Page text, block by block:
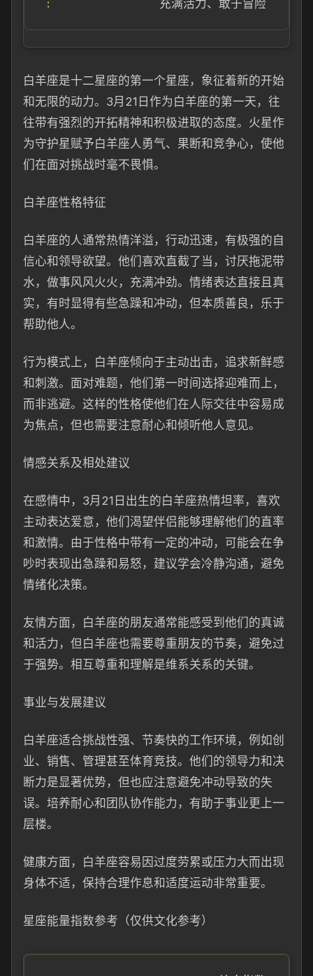
充满活力、敢于冒险
白羊座是十二星座的第一个星座，象征着新的开始
和无限的动力。3月21日作为白羊座的第一天，往
往带有强烈的开拓精神和积极进取的态度。火星作
为守护星赋予白羊座人勇气、果断和竞争心，使他
们在面对挑战时毫不畏惧。
白羊座性格特征
白羊座的人通常热情洋溢，行动迅速，有极强的自
信心和领导欲望。他们喜欢直截了当，讨厌拖泥带
水，做事风风火火，充满冲劲。情绪表达直接且真
实，有时显得有些急躁和冲动，但本质善良，乐于
帮助他人。
行为模式上，白羊座倾向于主动出击，追求新鲜感
和刺激。面对难题，他们第一时间选择迎难而上，
而非逃避。这样的性格使他们在人际交往中容易成
为焦点，但也需要注意耐心和倾听他人意见。
情感关系及相处建议
在感情中，3月21日出生的白羊座热情坦率，喜欢
主动表达爱意，他们渴望伴侣能够理解他们的直率
和激情。由于性格中带有一定的冲动，可能会在争
吵时表现出急躁和易怒，建议学会冷静沟通，避免
情绪化决策。
友情方面，白羊座的朋友通常能感受到他们的真诚
和活力，但白羊座也需要尊重朋友的节奏，避免过
于强势。相互尊重和理解是维系关系的关键。
事业与发展建议
白羊座适合挑战性强、节奏快的工作环境，例如创
业、销售、管理甚至体育竞技。他们的领导力和决
断力是显著优势，但也应注意避免冲动导致的失
误。培养耐心和团队协作能力，有助于事业更上一
层楼。
健康方面，白羊座容易因过度劳累或压力大而出现
身体不适，保持合理作息和适度运动非常重要。
星座能量指数参考（仅供文化参考）